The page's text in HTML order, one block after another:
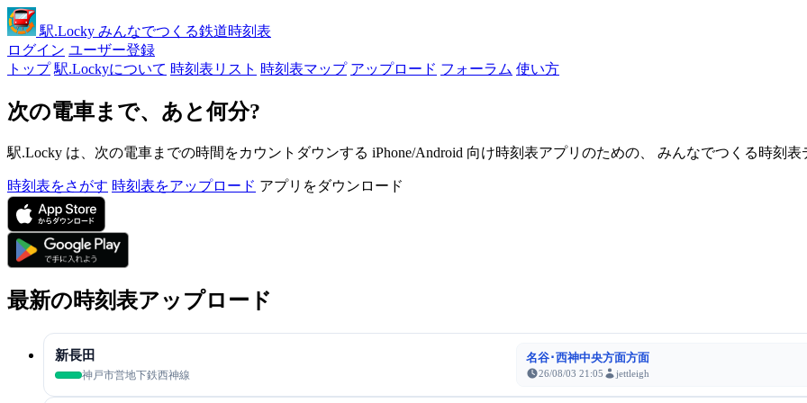
駅.Locky みんなでつくる鉄道時刻表
ログイン ユーザー登録
トップ 駅.Lockyについて 時刻表リスト 時刻表マップ アップロード フォーラム 使い方
次の電車まで、あと何分?
駅.Locky は、次の電車までの時間をカウントダウンする iPhone/Android 向け時刻表アプリのための、 みんなでつくる時刻表
時刻表をさがす 時刻表をアップロード アプリをダウンロード
最新の時刻表アップロード
新長田
神戸市営地下鉄西神線
名谷･西神中央方面方面
26/08/03 21:05 jettleigh